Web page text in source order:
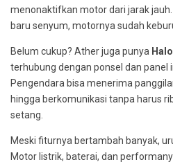
menonaktifkan motor dari jarak
baru senyum, motornya sudah
Belum cukup? Ather juga punya
terhubung dengan ponsel dan panel
Pengendara bisa menerima
hingga berkomunikasi tanpa harus
setang.
Meski fiturnya bertambah banyak,
Motor listrik, baterai, dan